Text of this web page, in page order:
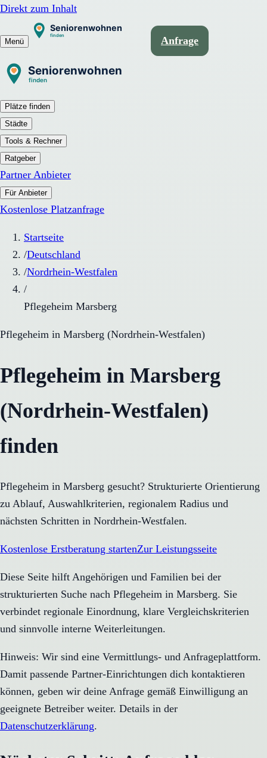
Direkt zum Inhalt
Menü Anfrage
Plätze finden
Städte
Tools & Rechner
Ratgeber
Partner Anbieter
Für Anbieter
Kostenlose Platzanfrage
Startseite
/Deutschland
/Nordrhein-Westfalen
/
Pflegeheim Marsberg
Pflegeheim in Marsberg (Nordrhein-Westfalen)
Pflegeheim in Marsberg
(Nordrhein-Westfalen)
finden
Pflegeheim in Marsberg gesucht? Strukturierte Orientierung
zu Ablauf, Auswahlkriterien, regionalem Radius und
nächsten Schritten in Nordrhein-Westfalen.
Kostenlose Erstberatung startenZur Leistungsseite
Diese Seite hilft Angehörigen und Familien bei der
strukturierten Suche nach Pflegeheim in Marsberg. Sie
verbindet regionale Einordnung, klare Vergleichskriterien
und sinnvolle interne Weiterleitungen.
Hinweis: Wir sind eine Vermittlungs- und Anfrageplattform.
Damit passende Partner-Einrichtungen dich kontaktieren
können, geben wir deine Anfrage gemäß Einwilligung an
geeignete Betreiber weiter. Details in der
Datenschutzerklärung.